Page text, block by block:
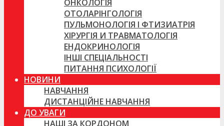
ОНКОЛОГІЯ
ОТОЛАРІНГОЛОГІЯ
ПУЛЬМОНОЛОГІЯ І ФТИЗИАТРІЯ
ХІРУРГІЯ И ТРАВМАТОЛОГІЯ
ЕНДОКРИНОЛОГІЯ
ІНШІ СПЕЦІАЛЬНОСТІ
ПИТАННЯ ПСИХОЛОГІЇ
НОВИНИ
НАВЧАННЯ
ДИСТАНЦІЙНЕ НАВЧАННЯ
ДО УВАГИ
НАШІ ЗА КОРДОНОМ